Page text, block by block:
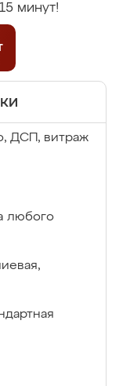
минут!
ДСП, витраж
любого